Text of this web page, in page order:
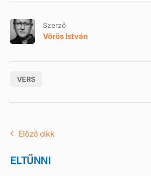
Szerző
Vörös István
VERS
Előző cikk
ELTŰNNI